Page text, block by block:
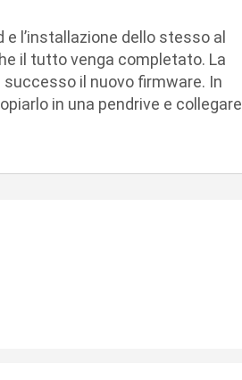
l’installazione dello stesso al
il tutto venga completato. La
il nuovo firmware. In
in una pendrive e collegare